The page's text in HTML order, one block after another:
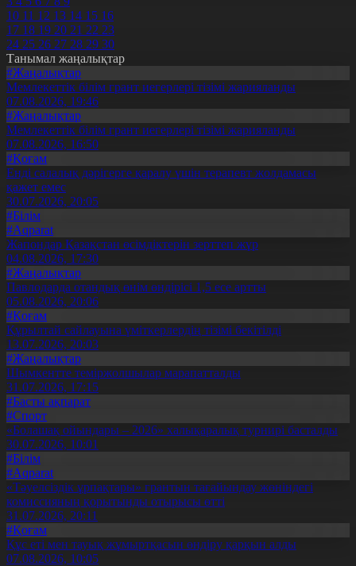
10 11 12 13 14 15 16
17 18 19 20 21 22 23
24 25 26 27 28 29 30
Танымал жаңалықтар
#Жаңалықтар
Мемлекеттік білім грант иегерлері тізімі жарияланды
07.08.2026, 19:46
#Жаңалықтар
Мемлекеттік білім грант иегерлері тізімі жарияланды
07.08.2026, 16:50
#Қоғам
Енді салалық дәрігерге қаралу үшін терапевт жолдамасы
қажет емес
30.07.2026, 20:05
#Білім
#Aqparat
Жапондар Қазақстан өсімдіктерін зерттеп жүр
04.08.2026, 17:30
#Жаңалықтар
Павлодарда отандық өнім өндірісі 1,5 есе артты
05.08.2026, 20:06
#Қоғам
Құрылтай сайлауына үміткерлердің тізімі бекітілді
13.07.2026, 20:03
#Жаңалықтар
Шымкентте теміржолшылар марапатталды
31.07.2026, 17:15
#Басты ақпарат
#Спорт
«Болашақ ойындары – 2026» халықаралық турнирі басталды
30.07.2026, 10:01
#Білім
#Aqparat
«Тәуелсіздік ұрпақтары» грантын тағайындау жөніндегі
комиссияның қорытынды отырысы өтті
31.07.2026, 20:11
#Қоғам
Құс еті мен тауық жұмыртқасын өндіру қарқын алды
07.08.2026, 10:05